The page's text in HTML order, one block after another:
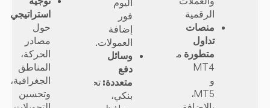
الرقمية
منصات
تداول
متطورة مثل
MT4
و
MT5،
اليوم
فور
إضافة
العمولات.
وسائل
دفع
متعددة: تحويل
بنكي،
استراتيجي
حول
مصادر
الحركة،
المناطق
الجغرافية،
وتحسين